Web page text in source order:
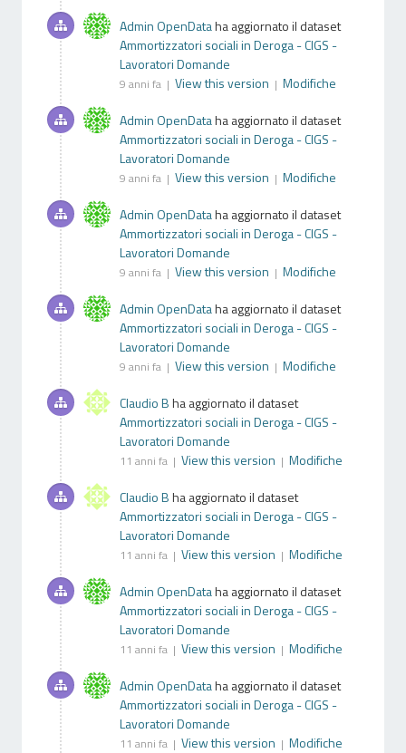
Admin OpenDataha aggiornato il dataset
Ammortizzatori sociali in Deroga - CIGS -
Lavoratori Domande
9 anni fa | View this version | Modifiche
Admin OpenDataha aggiornato il dataset
Ammortizzatori sociali in Deroga - CIGS -
Lavoratori Domande
9 anni fa | View this version | Modifiche
Admin OpenDataha aggiornato il dataset
Ammortizzatori sociali in Deroga - CIGS -
Lavoratori Domande
9 anni fa | View this version | Modifiche
Admin OpenDataha aggiornato il dataset
Ammortizzatori sociali in Deroga - CIGS -
Lavoratori Domande
9 anni fa | View this version | Modifiche
Claudio Bha aggiornato il dataset
Ammortizzatori sociali in Deroga - CIGS -
Lavoratori Domande
11 anni fa | View this version | Modifiche
Claudio Bha aggiornato il dataset
Ammortizzatori sociali in Deroga - CIGS -
Lavoratori Domande
11 anni fa | View this version | Modifiche
Admin OpenDataha aggiornato il dataset
Ammortizzatori sociali in Deroga - CIGS -
Lavoratori Domande
11 anni fa | View this version | Modifiche
Admin OpenDataha aggiornato il dataset
Ammortizzatori sociali in Deroga - CIGS -
Lavoratori Domande
11 anni fa | View this version | Modifiche